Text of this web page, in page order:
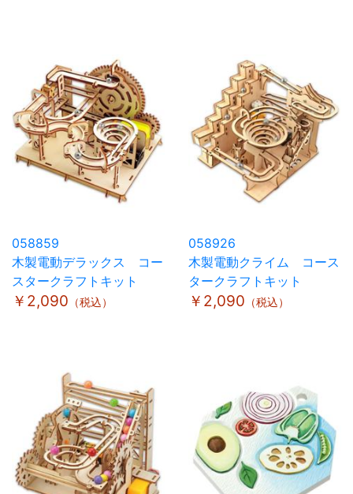
058859
木製電動デラックス コー
スタークラフトキット
￥2,090 （税込）
058926
木製電動クライム コース
タークラフトキット
￥2,090 （税込）